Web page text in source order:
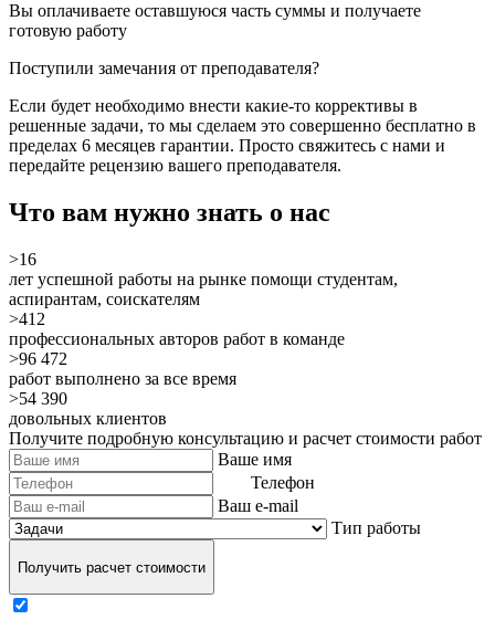
Вы оплачиваете оставшуюся часть суммы и получаете
готовую работу
Поступили замечания от преподавателя?
Если будет необходимо внести какие-то коррективы в
решенные задачи, то мы сделаем это совершенно бесплатно в
пределах 6 месяцев гарантии. Просто свяжитесь с нами и
передайте рецензию вашего преподавателя.
Что вам нужно знать о нас
>16
лет успешной работы на рынке помощи студентам,
аспирантам, соискателям
>412
профессиональных авторов работ в команде
>96 472
работ выполнено за все время
>54 390
довольных клиентов
Получите подробную консультацию и расчет стоимости работ
Ваше имя
Телефон
Ваш e-mail
Тип работы
Получить расчет стоимости